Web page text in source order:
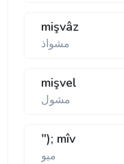
mişvâz
مشواذ
mişvel
مشول
"); mîv
ميو